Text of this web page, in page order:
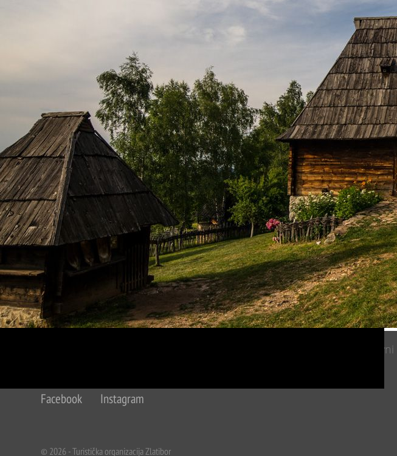
Poslovni
Facebook Instagram
© 2026 - Turistička organizacija Zlatibor